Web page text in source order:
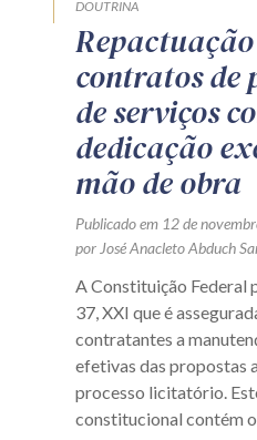
DOUTRINA
contratos de
de serviços
dedicação
mão de obra
Publicado em 12 de
por José Anacleto Abduch
A Constituição Federal
37, XXI que é
contratantes a
efetivas das propostas
processo licitatório.
constitucional contém